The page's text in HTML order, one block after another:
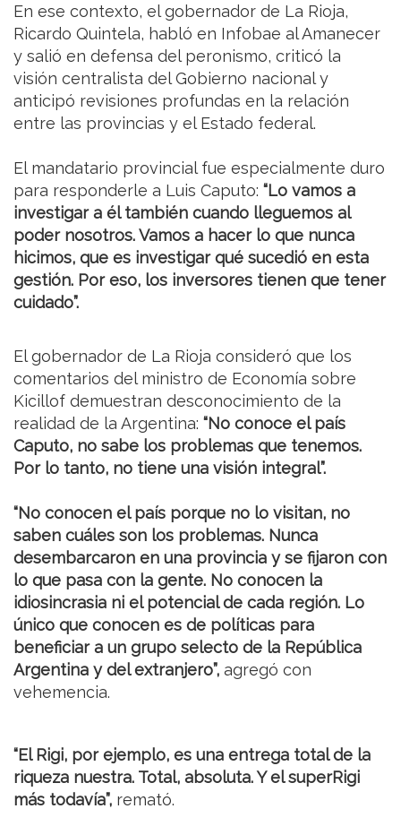
En ese contexto, el gobernador de La Rioja,
Ricardo Quintela, habló en Infobae al Amanecer
y salió en defensa del peronismo, criticó la
visión centralista del Gobierno nacional y
anticipó revisiones profundas en la relación
entre las provincias y el Estado federal.
El mandatario provincial fue especialmente duro
para responderle a Luis Caputo: “Lo vamos a
investigar a él también cuando lleguemos al
poder nosotros. Vamos a hacer lo que nunca
hicimos, que es investigar qué sucedió en esta
gestión. Por eso, los inversores tienen que tener
cuidado”.
El gobernador de La Rioja consideró que los
comentarios del ministro de Economía sobre
Kicillof demuestran desconocimiento de la
realidad de la Argentina: “No conoce el país
Caputo, no sabe los problemas que tenemos.
Por lo tanto, no tiene una visión integral”.
“No conocen el país porque no lo visitan, no
saben cuáles son los problemas. Nunca
desembarcaron en una provincia y se fijaron con
lo que pasa con la gente. No conocen la
idiosincrasia ni el potencial de cada región. Lo
único que conocen es de políticas para
beneficiar a un grupo selecto de la República
Argentina y del extranjero”, agregó con
vehemencia.
“El Rigi, por ejemplo, es una entrega total de la
riqueza nuestra. Total, absoluta. Y el superRigi
más todavía”, remató.